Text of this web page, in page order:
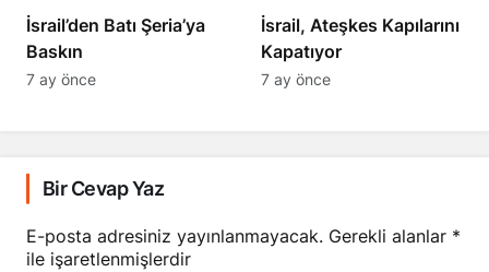
​​​​​​​İsrail’den Batı Şeria’ya
Baskın
7 ay önce
İsrail, Ateşkes Kapılarını
Kapatıyor
7 ay önce
Bir Cevap Yaz
E-posta adresiniz yayınlanmayacak. Gerekli alanlar *
ile işaretlenmişlerdir